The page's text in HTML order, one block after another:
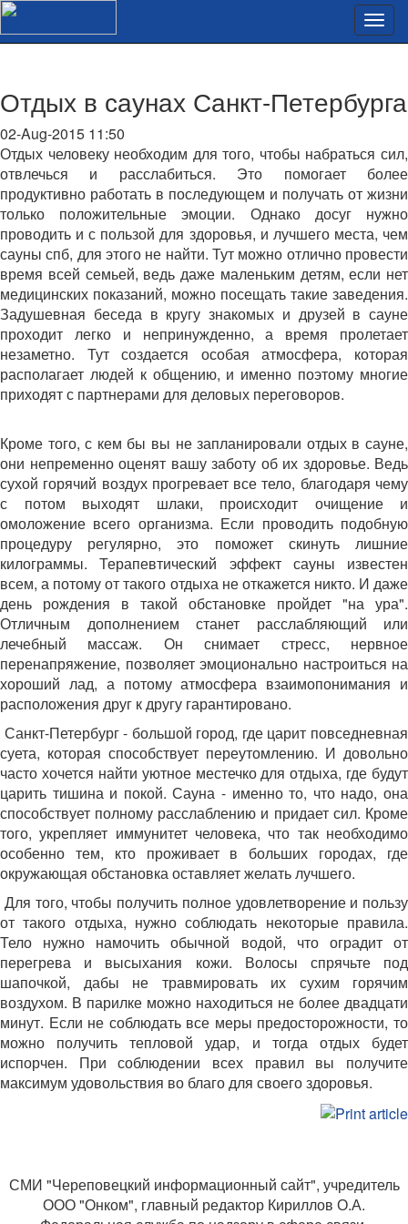
Отдых в саунах Санкт-Петербурга
02-Aug-2015 11:50
Отдых человеку необходим для того, чтобы набраться сил,
отвлечься и расслабиться. Это помогает более
продуктивно работать в последующем и получать от жизни
только положительные эмоции. Однако досуг нужно
проводить и с пользой для здоровья, и лучшего места, чем
сауны спб, для этого не найти. Тут можно отлично провести
время всей семьей, ведь даже маленьким детям, если нет
медицинских показаний, можно посещать такие заведения.
Задушевная беседа в кругу знакомых и друзей в сауне
проходит легко и непринужденно, а время пролетает
незаметно. Тут создается особая атмосфера, которая
располагает людей к общению, и именно поэтому многие
приходят с партнерами для деловых переговоров.
Кроме того, с кем бы вы не запланировали отдых в сауне,
они непременно оценят вашу заботу об их здоровье. Ведь
сухой горячий воздух прогревает все тело, благодаря чему
с потом выходят шлаки, происходит очищение и
омоложение всего организма. Если проводить подобную
процедуру регулярно, это поможет скинуть лишние
килограммы. Терапевтический эффект сауны известен
всем, а потому от такого отдыха не откажется никто. И даже
день рождения в такой обстановке пройдет "на ура".
Отличным дополнением станет расслабляющий или
лечебный массаж. Он снимает стресс, нервное
перенапряжение, позволяет эмоционально настроиться на
хороший лад, а потому атмосфера взаимопонимания и
расположения друг к другу гарантировано.
Санкт-Петербург - большой город, где царит повседневная
суета, которая способствует переутомлению. И довольно
часто хочется найти уютное местечко для отдыха, где будут
царить тишина и покой. Сауна - именно то, что надо, она
способствует полному расслаблению и придает сил. Кроме
того, укрепляет иммунитет человека, что так необходимо
особенно тем, кто проживает в больших городах, где
окружающая обстановка оставляет желать лучшего.
Для того, чтобы получить полное удовлетворение и пользу
от такого отдыха, нужно соблюдать некоторые правила.
Тело нужно намочить обычной водой, что оградит от
перегрева и высыхания кожи. Волосы спрячьте под
шапочкой, дабы не травмировать их сухим горячим
воздухом. В парилке можно находиться не более двадцати
минут. Если не соблюдать все меры предосторожности, то
можно получить тепловой удар, и тогда отдых будет
испорчен. При соблюдении всех правил вы получите
максимум удовольствия во благо для своего здоровья.
СМИ "Череповецкий информационный сайт", учредитель
ООО "Онком", главный редактор Кириллов О.А.